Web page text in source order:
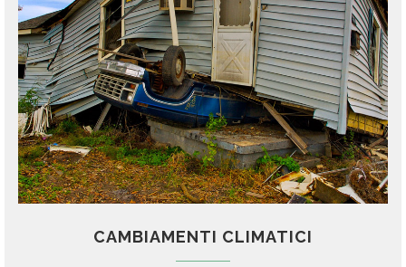
CAMBIAMENTI CLIMATICI